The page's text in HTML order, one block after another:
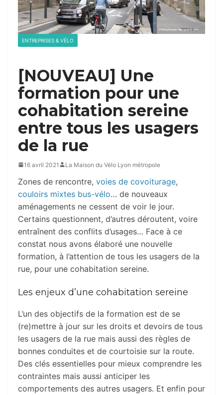
ENTREPRISES & VÉLO
[NOUVEAU] Une
formation pour une
cohabitation sereine
entre tous les usagers
de la rue
16 avril 2021 La Maison du Vélo Lyon métropole
Zones de rencontre, voies de covoiturage,
couloirs mixtes bus-vélo… de nouveaux
aménagements ne cessent de voir le jour.
Certains questionnent, d’autres déroutent, voire
entraînent des conflits d’usages… Face à ce
constat nous avons élaboré une nouvelle
formation, à l’attention de tous les usagers de la
rue, pour une cohabitation sereine.
Les enjeux d’une cohabitation sereine
L’un des objectifs de la formation est de se
(re)mettre à jour sur les droits et devoirs de tous
les usagers de la rue mais aussi des règles de
bonnes conduites et de courtoisie sur la route.
Des clés essentielles pour mieux comprendre les
contraintes mais aussi anticiper les
comportements des autres usagers. Et enfin pour